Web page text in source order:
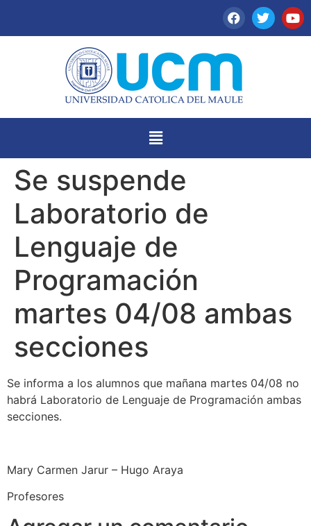
Se suspende
Laboratorio de
Lenguaje de
Programación
martes 04/08 ambas
secciones
Se informa a los alumnos que mañana martes 04/08 no
habrá Laboratorio de Lenguaje de Programación ambas
secciones.
Mary Carmen Jarur – Hugo Araya
Profesores